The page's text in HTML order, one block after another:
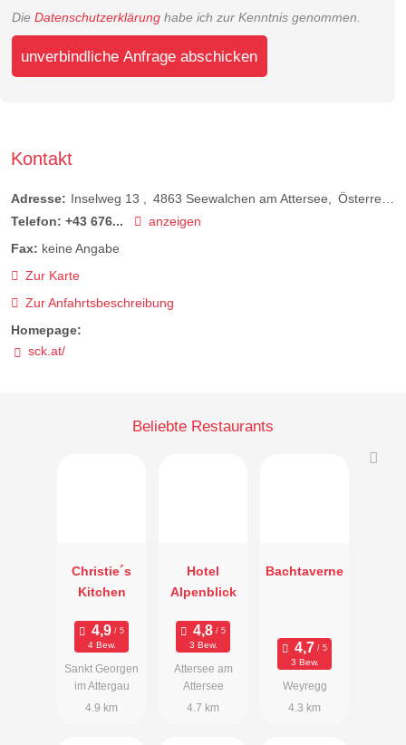
Die Datenschutzerklärung habe ich zur Kenntnis genommen.
unverbindliche Anfrage abschicken
Kontakt
Adresse: Inselweg 13 4863 Seewalchen am Attersee
Österreich
Telefon: +43 676...
anzeigen
Fax: keine Angabe
Zur Karte
Zur Anfahrtsbeschreibung
Homepage:
sck.at/
Beliebte Restaurants
Christie´s
Kitchen
4 Bew.
Sankt Georgen
im Attergau
4.9 km
Hotel
Alpenblick
3 Bew.
Attersee am
Attersee
4.7 km
Bachtaverne
3 Bew.
Weyregg
4.3 km